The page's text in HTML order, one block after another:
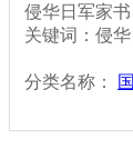
侵华日军家
关键词：侵
分类名称：